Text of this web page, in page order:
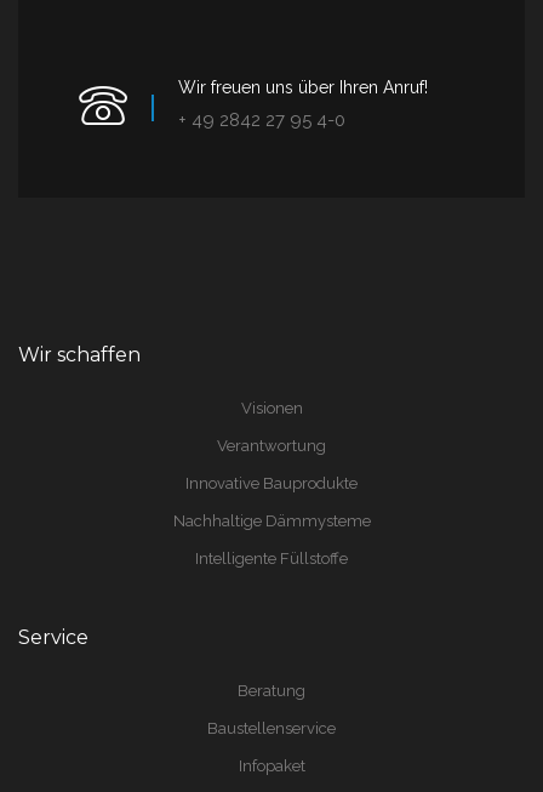
Wir freuen uns über Ihren Anruf!
+ 49 2842 27 95 4-0
Wir schaffen
Visionen
Verantwortung
Innovative Bauprodukte
Nachhaltige Dämmysteme
Intelligente Füllstoffe
Service
Beratung
Baustellenservice
Infopaket